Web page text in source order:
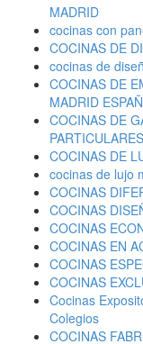
MADRID
cocinas con
COCINAS DE
cocinas de
COCINAS DE
MADRID
COCINAS DE
COCINAS DE
cocinas de lujo
COCINAS
COCINAS
COCINAS
COCINAS EN
COCINAS
COCINAS
Cocinas
Colegios
COCINAS